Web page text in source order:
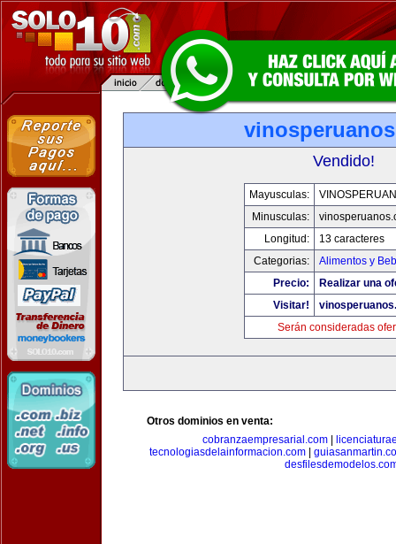
Vendido!
Mayusculas:
Minusculas:
Longitud:
13 caracteres
Categorias:
Alimentos y
Precio:
Realizar una
Visitar!
Serán consideradas
Otros dominios en venta:
cobranzaempresarial.com
tecnologiasdelainformacion.com|